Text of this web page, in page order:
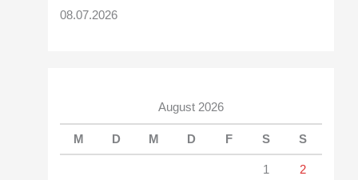
08.07.2026
August 2026
M D M D F S S
1
2